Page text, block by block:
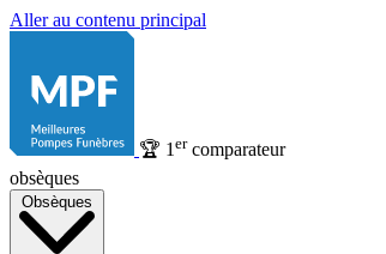
Aller au contenu principal
🏆 1 ercomparateur
obsèques
Obsèques